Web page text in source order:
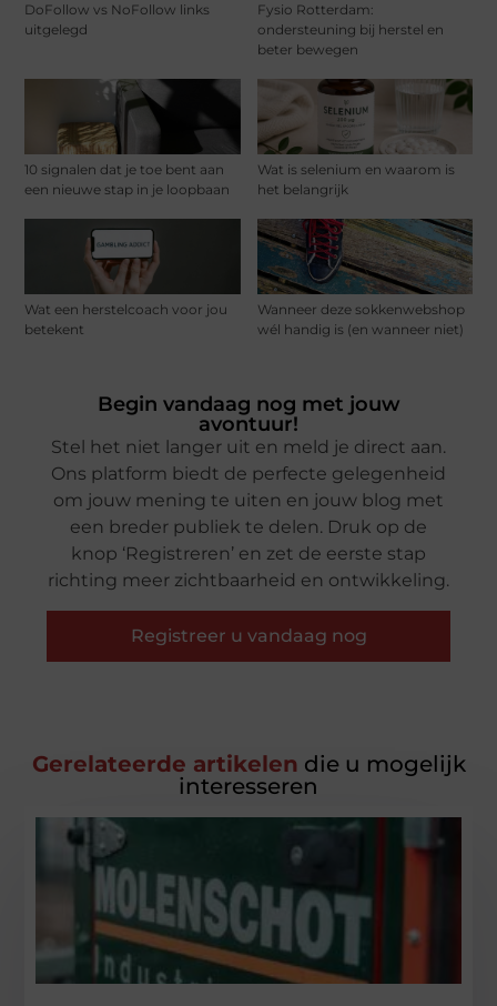
DoFollow vs NoFollow links
uitgelegd
Fysio Rotterdam:
ondersteuning bij herstel en
beter bewegen
10 signalen dat je toe bent aan
een nieuwe stap in je loopbaan
Wat is selenium en waarom is
het belangrijk
Wat een herstelcoach voor jou
betekent
Wanneer deze sokkenwebshop
wél handig is (en wanneer niet)
Begin vandaag nog met jouw
avontuur!
Stel het niet langer uit en meld je direct aan.
Ons platform biedt de perfecte gelegenheid
om jouw mening te uiten en jouw blog met
een breder publiek te delen. Druk op de
knop ‘Registreren’ en zet de eerste stap
richting meer zichtbaarheid en ontwikkeling.
Registreer u vandaag nog
Gerelateerde artikelen die u mogelijk
interesseren